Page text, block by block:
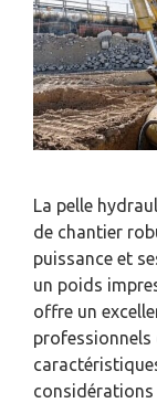
La pelle
de chantier
puissance et
un poids
offre un
professionnels